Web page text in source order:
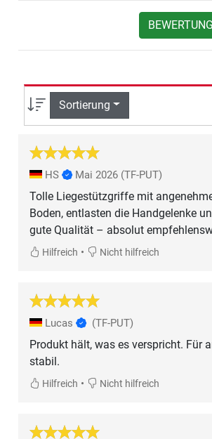
Sortierung
HS Mai 2026 (TF-PUT)
Tolle Liegestützgriffe mit
Boden, entlasten die Handgelenke
gute Qualität – absolut
Hilfreich • Nicht hilfreich
Lucas (TF-PUT)
Produkt hält, was es verspricht. Für
stabil.
Hilfreich • Nicht hilfreich